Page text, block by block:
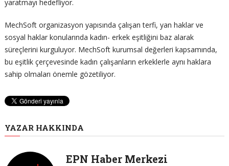
yaratmayı hedefliyor.
MechSoft organizasyon yapısında çalışan terfi, yan haklar ve
sosyal haklar konularında kadın- erkek eşitliğini baz alarak
süreçlerini kurguluyor. MechSoft kurumsal değerleri kapsamında,
bu eşitlik çerçevesinde kadın çalışanların erkeklerle aynı haklara
sahip olmaları önemle gözetiliyor.
YAZAR HAKKINDA
EPN Haber Merkezi